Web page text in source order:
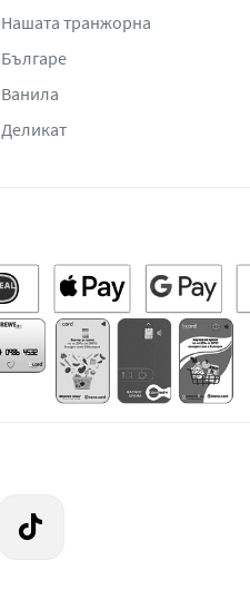
Нашата транжорна
Българе
Ванила
Деликат